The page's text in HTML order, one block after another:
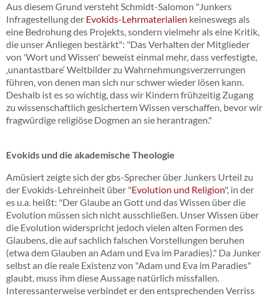
Aus diesem Grund versteht Schmidt-Salomon "Junkers
Infragestellung der Evokids-Lehrmaterialien keineswegs als
eine Bedrohung des Projekts, sondern vielmehr als eine Kritik,
die unser Anliegen bestärkt": "Das Verhalten der Mitglieder
von 'Wort und Wissen' beweist einmal mehr, dass verfestigte,
‚unantastbare‘ Weltbilder zu Wahrnehmungsverzerrungen
führen, von denen man sich nur schwer wieder lösen kann.
Deshalb ist es so wichtig, dass wir Kindern frühzeitig Zugang
zu wissenschaftlich gesichertem Wissen verschaffen, bevor wir
fragwürdige religiöse Dogmen an sie herantragen."
Evokids und die akademische Theologie
Amüsiert zeigte sich der gbs-Sprecher über Junkers Urteil zu
der Evokids-Lehreinheit über "Evolution und Religion", in der
es u.a. heißt: "Der Glaube an Gott und das Wissen über die
Evolution müssen sich nicht ausschließen. Unser Wissen über
die Evolution widerspricht jedoch vielen alten Formen des
Glaubens, die auf sachlich falschen Vorstellungen beruhen
(etwa dem Glauben an Adam und Eva im Paradies)." Da Junker
selbst an die reale Existenz von "Adam und Eva im Paradies"
glaubt, muss ihm diese Aussage natürlich missfallen.
Interessanterweise verbindet er den entsprechenden Verriss